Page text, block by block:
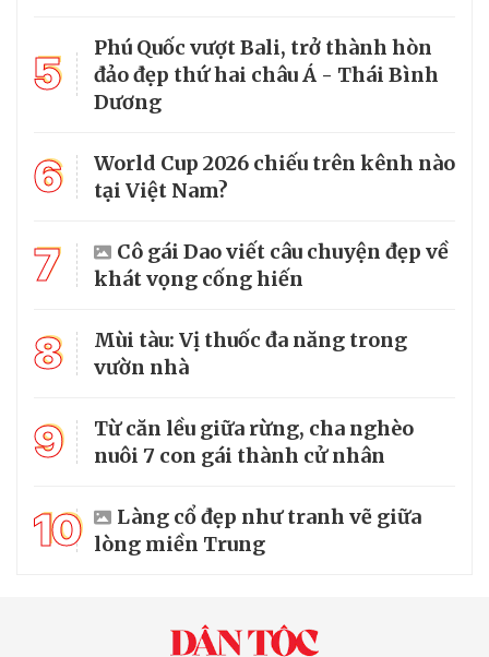
5
Phú Quốc vượt Bali, trở thành hòn
đảo đẹp thứ hai châu Á - Thái Bình
Dương
6
World Cup 2026 chiếu trên kênh nào
tại Việt Nam?
7
Cô gái Dao viết câu chuyện đẹp về
khát vọng cống hiến
8
Mùi tàu: Vị thuốc đa năng trong
vườn nhà
9
Từ căn lều giữa rừng, cha nghèo
nuôi 7 con gái thành cử nhân
10
Làng cổ đẹp như tranh vẽ giữa
lòng miền Trung